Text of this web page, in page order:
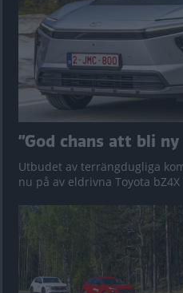
”God chans att bli
Utbudet av terrängdugliga
nu på av eldrivna Toyota